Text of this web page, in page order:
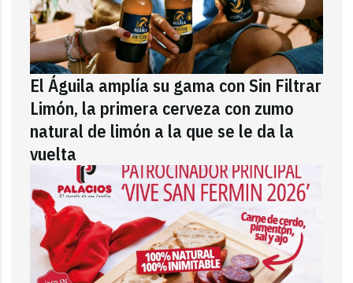
El Águila amplía su gama con Sin Filtrar
Limón, la primera cerveza con zumo
natural de limón a la que se le da la
vuelta